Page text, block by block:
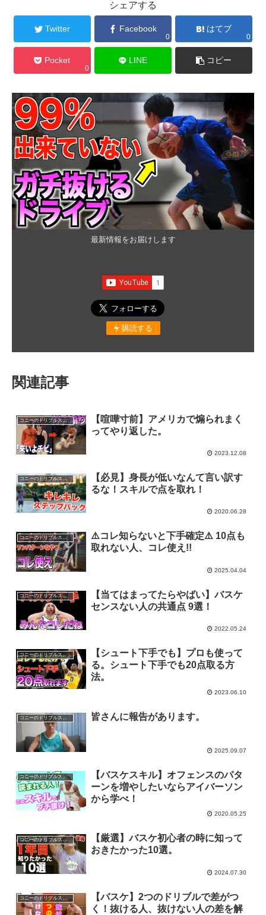
シェアする
Twitter Facebook
0
はてブ
0
Pocket
0
LINE コピー
最新情報をお届けします
購読する
関連記事
コニーのドリブルスクール
【喧嘩寸前】アメリカで煽られまく
ってやり返した。
2023.12.08
コニーのドリブルスクール
【必見】身長が低いなんて言い訳す
るな！スキルで点を取れ！
2020.06.28
コニーのドリブルスクール
⚠️コレ知らないと下手確定⚠️ 10点も
取れない人、コレ使え!!
2025.04.04
コニーのドリブルスクール
【当てはまってたらやばい】バスケ
センスない人の共通点 9選！
2022.05.24
コニーのドリブルスクール
【シュート下手でも】プロも使って
る。シュート下手でも20点取る方
法。
2023.06.10
コニーのドリブルスクール 皆さんに報告があります。
2025.09.07
コニーのドリブルスクール
【バスケスキル】オフェンスのパタ
ーンを増やしたいならアイバーソン
から学べ！
2020.05.25
コニーのドリブルスクール
【厳選】バスケ初心者の時に知って
おきたかった10選。
2024.07.30
コニーのドリブルスクール
【バスケ】2つのドリブルで差がつ
く！抜ける人、抜けない人の差を解